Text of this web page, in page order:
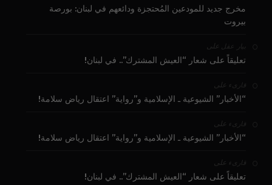
مخرج جديد للمودعين المُحتجزة ودائعهم في لبنان: بورصة
بيروت
بيار عقل على
تعليقاً على شعار “العيش المشترك”.. في لبنان!
قارىء على
“الأخبار” الشيوعية ـ الإسلامية و”رواية” اعتقال رياض سلامة!
قارىء على
“الأخبار” الشيوعية ـ الإسلامية و”رواية” اعتقال رياض سلامة!
قارىء على
تعليقاً على شعار “العيش المشترك”.. في لبنان!